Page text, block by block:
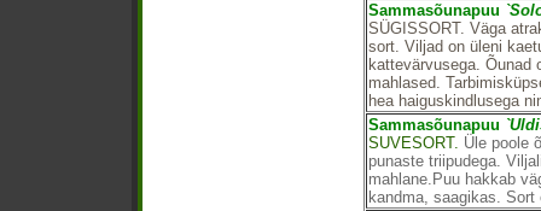
Sammasõunapuu
SÜGISSORT. Väga
sort. Viljad on üleni
kattevärvusega. Õunad
mahlased.
hea haiguskindlusega
Sammasõunapuu
SUVESORT. Üle poole
punaste triipudega.
mahlane.Puu hakkab
kandma, saagikas.